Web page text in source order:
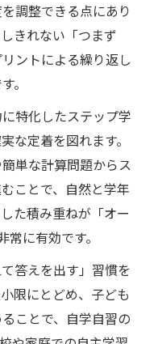
調整できる点にあり
きれない「つまず
ントによる繰り返し
。
特化したステップ学
な定着を図れます。
単な計算問題からス
ことで、自然と学年
た積み重ねが「オー
に有効です。
答えを出す」習慣を
限にとどめ、子ども
ことで、自学自習の